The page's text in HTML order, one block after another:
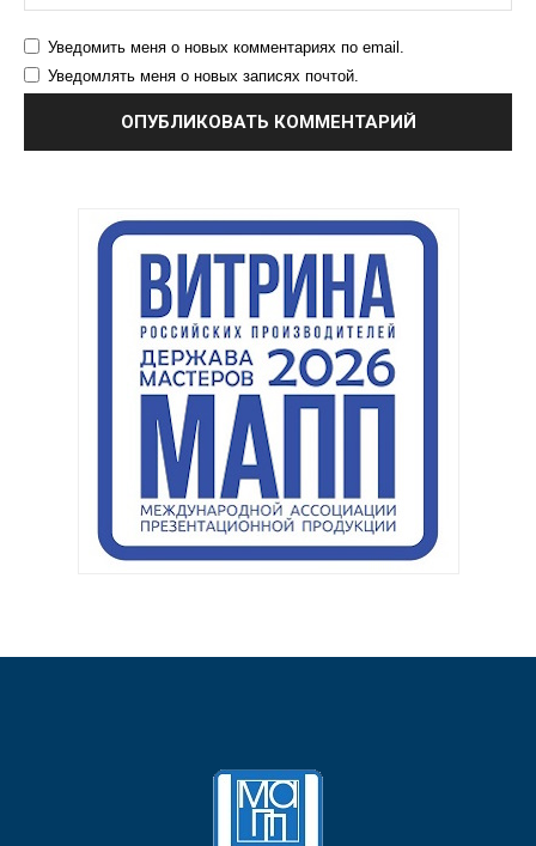
Уведомить меня о новых комментариях по email.
Уведомлять меня о новых записях почтой.